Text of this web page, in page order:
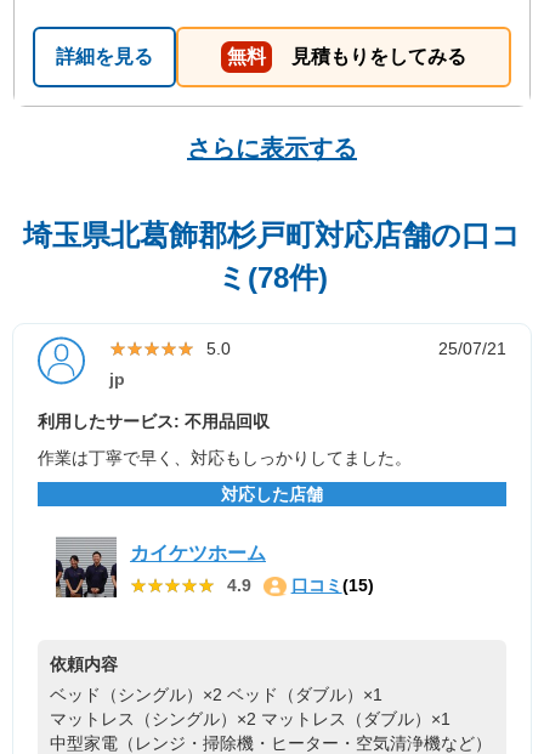
詳細を見る 無料 見積もりをしてみる
さらに表示する
埼玉県北葛飾郡杉戸町対応店舗の口コ
ミ(78件)
★★★★★
★★★★★ 5.0
25/07/21
jp
利用したサービス: 不用品回収
作業は丁寧で早く、対応もしっかりしてました。
対応した店舗
カイケツホーム
★★★★★
★★★★★ 4.9 口コミ (15)
依頼内容
ベッド（シングル）×2 ベッド（ダブル）×1
マットレス（シングル）×2 マットレス（ダブル）×1
中型家電（レンジ・掃除機・ヒーター・空気清浄機など）